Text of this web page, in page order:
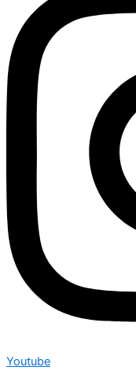
Youtube